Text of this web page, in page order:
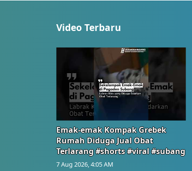
Video Terbaru
Emak-emak Kompak Grebek
Rumah Diduga Jual Obat
Terlarang #shorts #viral #subang
7 Aug 2026, 4:05 AM